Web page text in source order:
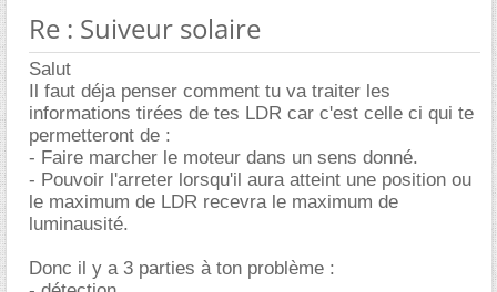
Re : Suiveur solaire
Salut
Il faut déja penser comment tu va traiter les
informations tirées de tes LDR car c'est celle ci qui te
permetteront de :
- Faire marcher le moteur dans un sens donné.
- Pouvoir l'arreter lorsqu'il aura atteint une position ou
le maximum de LDR recevra le maximum de
luminausité.
Donc il y a 3 parties à ton problème :